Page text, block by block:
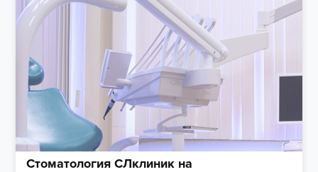
Стоматология СЛклиник на